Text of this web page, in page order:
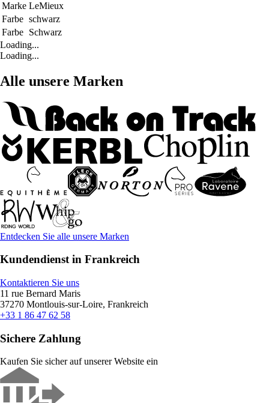
Marke LeMieux
Farbe schwarz
Farbe Schwarz
Loading...
Loading...
Alle unsere Marken
Entdecken Sie alle unsere Marken
Kundendienst in Frankreich
Kontaktieren Sie uns
11 rue Bernard Maris
37270 Montlouis-sur-Loire, Frankreich
+33 1 86 47 62 58
Sichere Zahlung
Kaufen Sie sicher auf unserer Website ein